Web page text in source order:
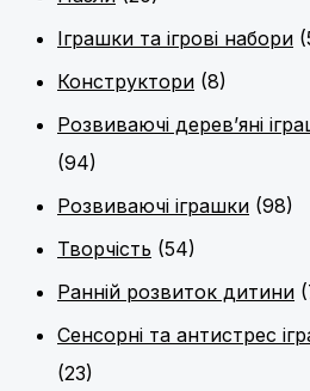
Іграшки та ігрові набори
Конструктори (8)
Розвиваючі дерев’яні
(94)
Розвиваючі іграшки (98)
Творчість (54)
Ранній розвиток дитини
Сенсорні та антистрес
(23)